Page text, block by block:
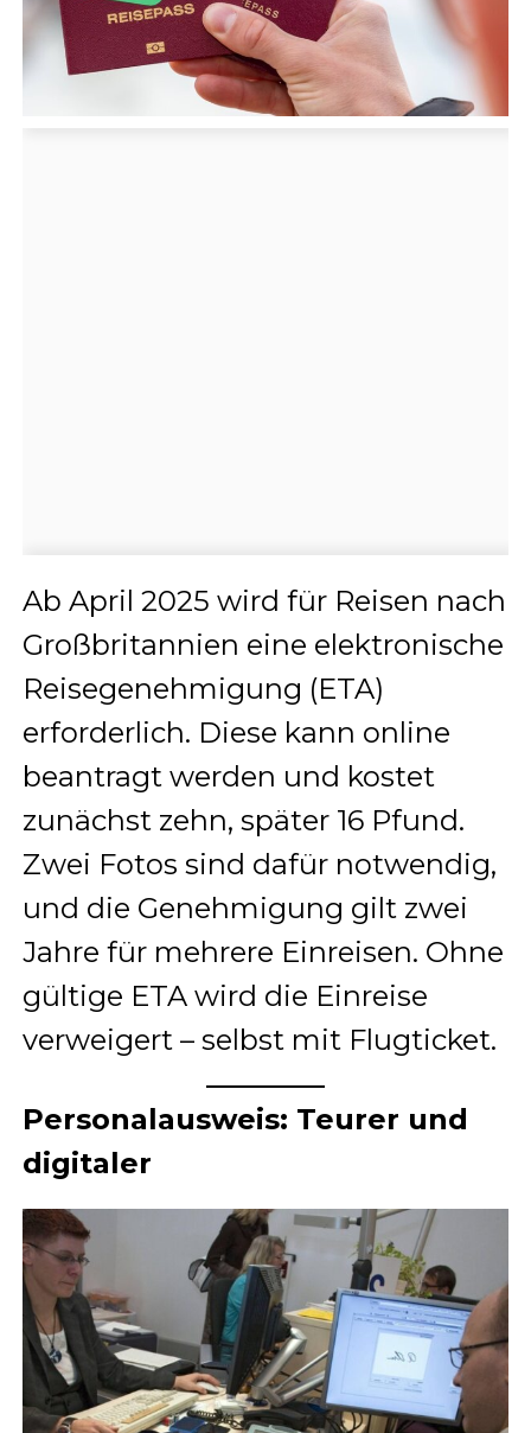
Ab April 2025 wird für Reisen nach
Großbritannien eine elektronische
Reisegenehmigung (ETA)
erforderlich. Diese kann online
beantragt werden und kostet
zunächst zehn, später 16 Pfund.
Zwei Fotos sind dafür notwendig,
und die Genehmigung gilt zwei
Jahre für mehrere Einreisen. Ohne
gültige ETA wird die Einreise
verweigert – selbst mit Flugticket.
Personalausweis: Teurer und
digitaler